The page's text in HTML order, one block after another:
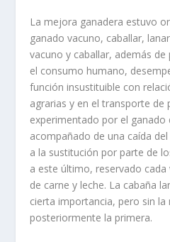
La mejora ganadera estuvo
ganado vacuno, caballar,
vacuno y caballar, además
el consumo humano,
función insustituible con
agrarias y en el transporte de
experimentado por el ganado
acompañado de una caída
a la sustitución por parte de
a este último, reservado
de carne y leche. La cabaña
cierta importancia, pero sin la
posteriormente la primera.